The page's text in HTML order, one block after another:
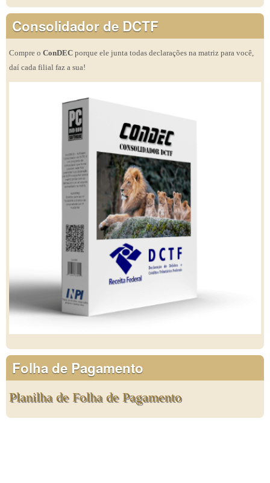
Consolidador de DCTF
Compre o ConDEC porque ele junta todas declarações na matriz para você,
daí cada filial faz a sua!
Folha de Pagamento
Planilha de Folha de Pagamento